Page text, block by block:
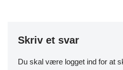
Skriv et svar
Du skal være logget ind for at